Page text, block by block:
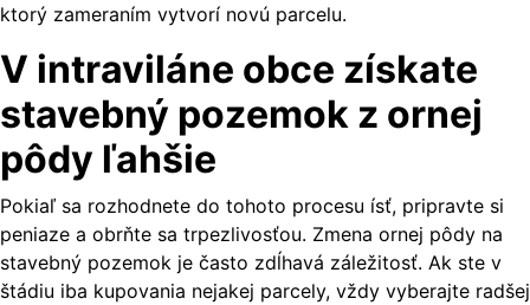
ktorý zameraním vytvorí novú parcelu.
V intraviláne obce získate
stavebný pozemok z ornej
pôdy ľahšie
Pokiaľ sa rozhodnete do tohoto procesu ísť, pripravte si
peniaze a obrňte sa trpezlivosťou. Zmena ornej pôdy na
stavebný pozemok je často zdĺhavá záležitosť. Ak ste v
štádiu iba kupovania nejakej parcely, vždy vyberajte radšej